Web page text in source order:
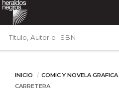
INICIO COMIC Y NOVELA GRAFICA
CARRETERA